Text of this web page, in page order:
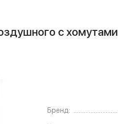
с хомутами
Бренд: